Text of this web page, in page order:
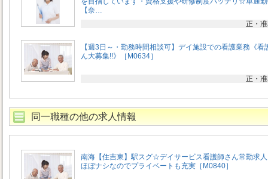
【奈…
正・
【週3日～・勤務時間相談可】デイ施設での看護業務《看
ん大募集!!》［M0634］
正・
同一職種の他の求人情報
南海【住吉東】駅スグ☆デイサービス看護師さん常勤求
ほぼナシなのでプライベートも充実［M0840］